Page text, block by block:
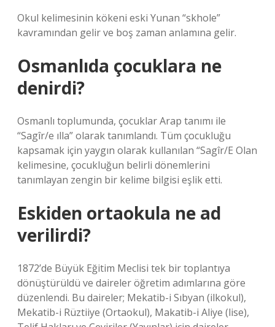
Okul kelimesinin kökeni eski Yunan “skhole”
kavramından gelir ve boş zaman anlamına gelir.
Osmanlıda çocuklara ne
denirdi?
Osmanlı toplumunda, çocuklar Arap tanımı ile
“Sagîr/e ılla” olarak tanımlandı. Tüm çocukluğu
kapsamak için yaygın olarak kullanılan “Sagîr/E Olan
kelimesine, çocukluğun belirli dönemlerini
tanımlayan zengin bir kelime bilgisi eşlik etti.
Eskiden ortaokula ne ad
verilirdi?
1872’de Büyük Eğitim Meclisi tek bir toplantıya
dönüştürüldü ve daireler öğretim adımlarına göre
düzenlendi. Bu daireler; Mekatib-i Sıbyan (ilkokul),
Mekatib-i Rüztiiye (Ortaokul), Makatib-i Aliye (lise),